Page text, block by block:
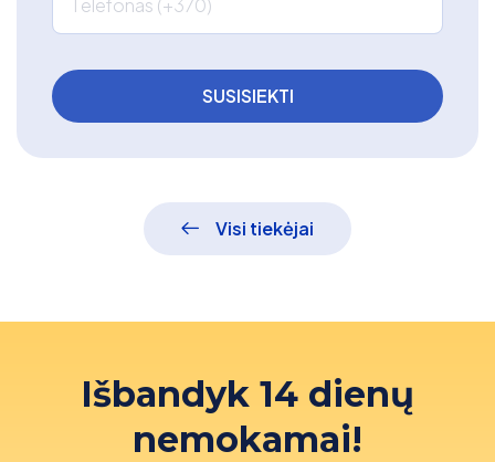
Visi tiekėjai
Išbandyk 14 dienų
nemokamai!